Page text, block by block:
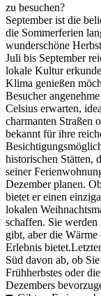
zu besuchen?
September ist die
die Sommerferien
wunderschöne
Juli bis September
lokale Kultur
Klima genießen
Besucher
Celsius erwarten,
charmanten Straßen
bekannt für ihre
historischen Stätten,
seiner
Dezember planen.
bietet er einen
lokalen
schaffen. Sie werden
gibt, aber die
Erlebnis
Süd davon ab, ob
Frühherbstes oder
Dezembers